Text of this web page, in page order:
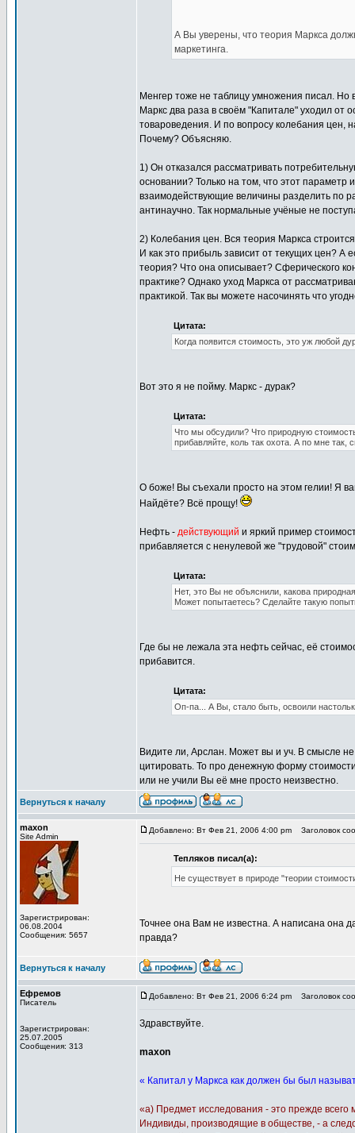
А Вы уверены, что теория Маркса
маркетинга.
Менгер тоже не таблицу умножения писал. Но
Маркс два раза в своём "Капитале" уходил от
товароведения. И по вопросу колебания цен,
Почему? Объясняю.
1) Он отказался рассматривать
основании? Только на том, что этот параметр
взаимодействующие величины разделить по
антинаучно. Так нормальные учёные не
2) Колебания цен. Вся теория Маркса
И как это прибыль зависит от текущих цен? А
теория? Что она описывает? Сферического
практике? Однако уход Маркса от
практикой. Так вы можете насочинять что
Цитата:
Когда появится стоимость, это уж любой
Вот это я не пойму. Маркс - дурак?
Цитата:
Что мы обсудили? Что природную
прибавляйте, коль так охота. А по мне так,
О боже! Вы съехали просто на этом гелии! Я
Найдёте? Всё прощу!
Нефть - действующий и яркий пример
прибавляется с ненулевой же "трудовой"
Цитата:
Нет, это Вы не объяснили, какова
Может попытаетесь? Сделайте такую
Где бы не лежала эта нефть сейчас, её
прибавится.
Цитата:
Оп-па... А Вы, стало быть, освоили
Видите ли, Арслан. Может вы и уч. В смысле
цитировать. То про денежную форму
или не учили Вы её мне просто неизвестно.
Вернуться к началу
maxon
Site Admin
Зарегистрирован:
06.08.2004
Сообщения: 5657
Добавлено: Вт Фев 21, 2006 4:00 pm Заголовок
Тепляков писал(а):
Не существует в природе "теории
Точнее она Вам не известна. А написана она
правда?
Вернуться к началу
Ефремов
Писатель
Зарегистрирован:
25.07.2005
Сообщения: 313
Добавлено: Вт Фев 21, 2006 6:24 pm Заголовок
Здравствуйте.
maxon
« Капитал у Маркса как должен бы был
«а) Предмет исследования - это прежде всего
Индивиды, производящие в обществе, - а